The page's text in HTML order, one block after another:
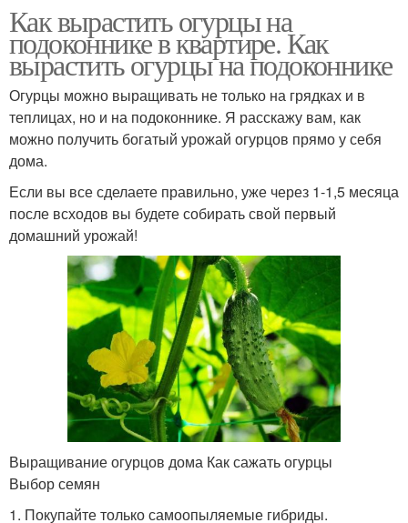
Как вырастить огурцы на
подоконнике в квартире. Как
вырастить огурцы на подоконнике
Огурцы можно выращивать не только на грядках и в
теплицах, но и на подоконнике. Я расскажу вам, как
можно получить богатый урожай огурцов прямо у себя
дома.
Если вы все сделаете правильно, уже через 1-1,5 месяца
после всходов вы будете собирать свой первый
домашний урожай!
Выращивание огурцов дома Как сажать огурцы
Выбор семян
1. Покупайте только самоопыляемые гибриды.